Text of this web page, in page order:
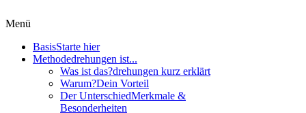
Menü
BasisStarte hier
Methodedrehungen ist...
Was ist das?drehungen kurz erklärt
Warum?Dein Vorteil
Der UnterschiedMerkmale &
Besonderheiten